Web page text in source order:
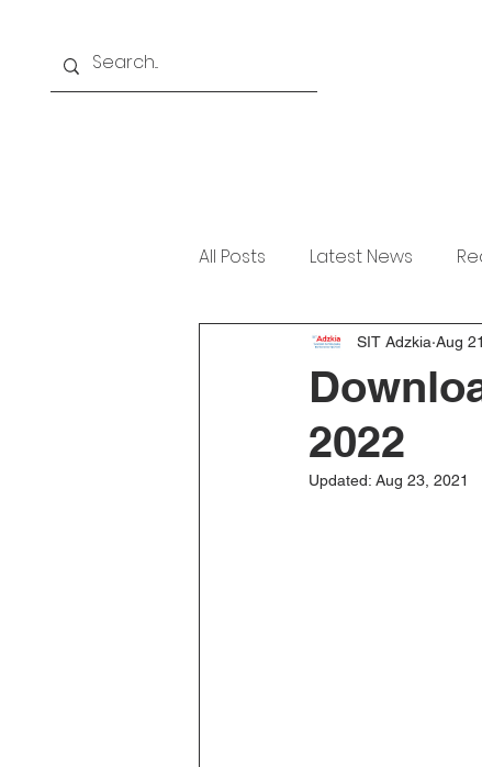
All Posts Latest News
2022
SIT Adzkia Aug
Updated: Aug 23, 2021